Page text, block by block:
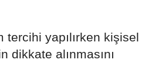
tercihi yapılırken kişisel
dikkate alınmasını